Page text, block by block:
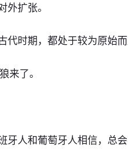
外扩张。
代时期，都处于较为原始而
来了。
牙人和葡萄牙人相信，总